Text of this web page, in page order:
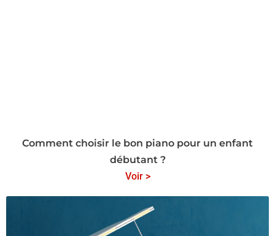
Comment choisir le bon piano pour un enfant
débutant ?
Voir >